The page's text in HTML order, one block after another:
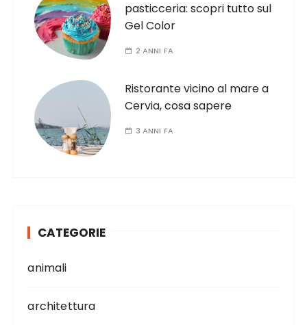
pasticceria: scopri tutto sul
Gel Color
2 ANNI FA
Ristorante vicino al mare a
Cervia, cosa sapere
3 ANNI FA
CATEGORIE
animali
architettura